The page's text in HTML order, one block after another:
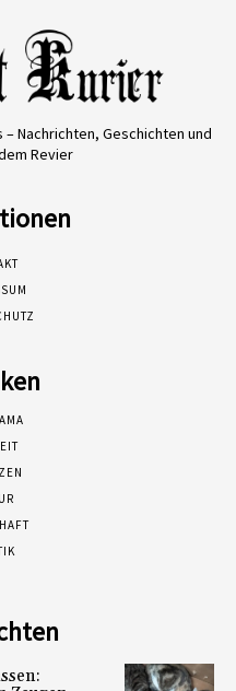
Nachrichten, Geschichten und
Revier